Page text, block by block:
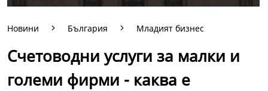
Новини България Младият бизнес
Счетоводни услуги за малки и
големи фирми - каква е